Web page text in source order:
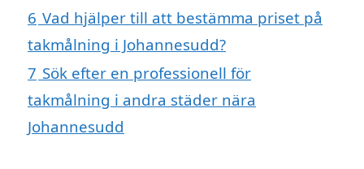
6 Vad hjälper till att bestämma priset på
takmålning i Johannesudd?
7 Sök efter en professionell för
takmålning i andra städer nära
Johannesudd